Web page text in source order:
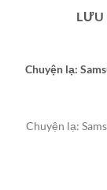
LƯU
Chuyện lạ:
Chuyện lạ: